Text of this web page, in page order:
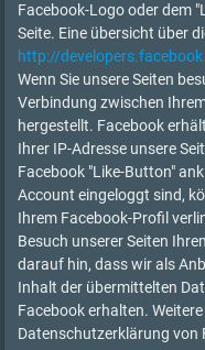
Facebook-Logo oder dem
Seite. Eine übersicht über
http://
Wenn Sie unsere Seiten
Verbindung zwischen
hergestellt. Facebook
Ihrer IP-Adresse unsere
Facebook "Like-Button"
Account eingeloggt sind,
Ihrem Facebook-Profil
Besuch unserer Seiten
darauf hin, dass wir als
Inhalt der übermittelten
Facebook erhalten.
Datenschutzerklärung von